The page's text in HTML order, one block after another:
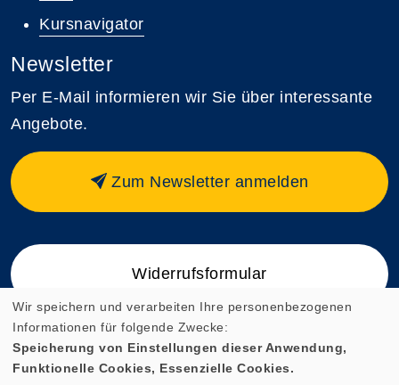
Kursnavigator
Newsletter
Per E-Mail informieren wir Sie über interessante
Angebote.
Zum Newsletter anmelden
Widerrufsformular
Cookie Einstellungen
Wir speichern und verarbeiten Ihre personenbezogenen
Informationen für folgende Zwecke:
Speicherung von Einstellungen dieser Anwendung,
Funktionelle Cookies, Essenzielle Cookies.